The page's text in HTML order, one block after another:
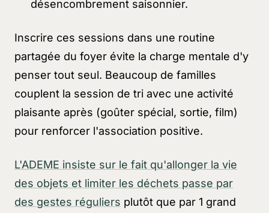
désencombrement saisonnier.
Inscrire ces sessions dans une routine
partagée du foyer évite la charge mentale d'y
penser tout seul. Beaucoup de familles
couplent la session de tri avec une activité
plaisante après (goûter spécial, sortie, film)
pour renforcer l'association positive.
L'ADEME insiste sur le fait qu'allonger la vie
des objets et limiter les déchets passe par
des gestes réguliers plutôt que par 1 grand